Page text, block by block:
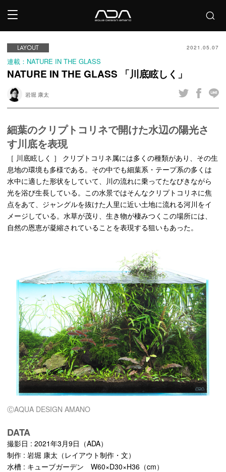
LAYOUT 2021.05.07
連載：NATURE IN THE GLASS
NATURE IN THE GLASS 「川底眩しく」
岩堀 康太
細葉のクリプトコリネで開けた水辺の陽光さ
す川底を表現
［ 川底眩しく ］ クリプトコリネ属には多くの種類があり、その生
息地の環境も多様である。その中でも細葉系・テープ系の多くは
水中に適した形状をしていて、川の流れに乗ってたなびきながら
光を浴び生長している。この水景ではそんなクリプトコリネに焦
点をあて、ジャングルを抜けた人里に近い土地に流れる河川をイ
メージしている。水草が茂り、生き物が棲みつくこの場所には、
自然の恩恵が凝縮されていることを表現する狙いもあった。
ⒸAQUA DESIGN AMANO
DATA
撮影日 : 2021年3月9日（ADA）
制作 : 岩堀 康太（レイアウト制作・文）
水槽 : キューブガーデン W60×D30×H36（cm）